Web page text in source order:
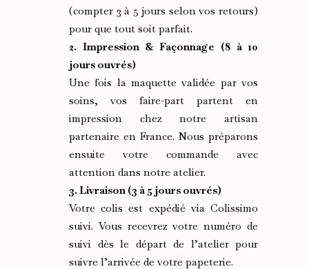
(compter 3 à 5 jours selon vos retours)
pour que tout soit parfait.
2. Impression & Façonnage (8 à 10
jours ouvrés)
Une fois la maquette validée par vos
soins, vos faire-part partent en
impression chez notre artisan
partenaire en France. Nous préparons
ensuite votre commande avec
attention dans notre atelier.
3. Livraison (3 à 5 jours ouvrés)
Votre colis est expédié via Colissimo
suivi. Vous recevrez votre numéro de
suivi dès le départ de l’atelier pour
suivre l’arrivée de votre papeterie.